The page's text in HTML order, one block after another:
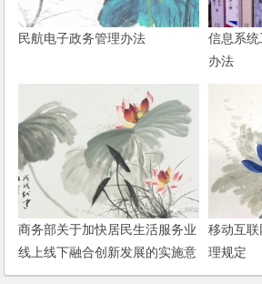
民航电子政务管理办法
信息系
办法
商务部关于加快居民生活服务业
线上线下融合创新发展的实施意
见
移动互
理规定